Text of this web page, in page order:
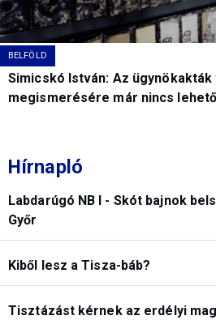
BELFÖLD
Simicskó István: Az
megismerésére már nincs
Hírnapló
Labdarúgó NB I - Skót bajnok
Győr
Kiből lesz a Tisza-báb?
Tisztázást kérnek az erdélyi